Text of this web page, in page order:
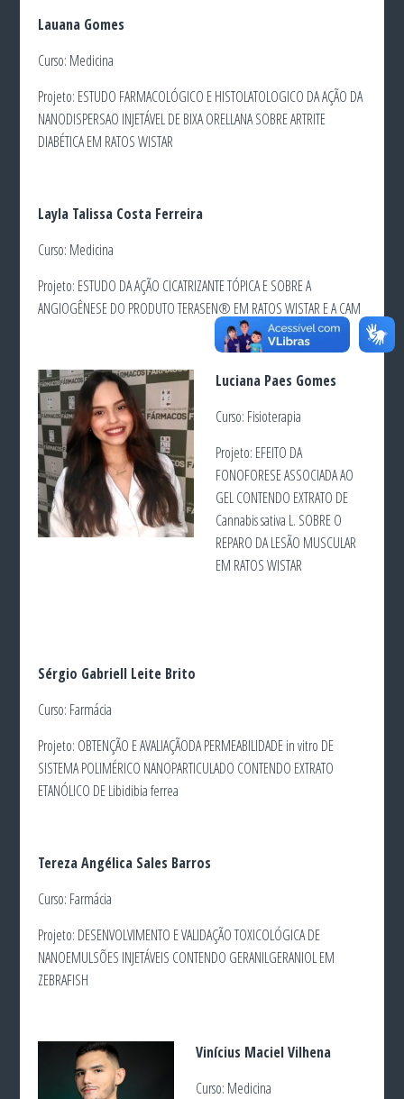
Lauana Gomes
Curso: Medicina
Projeto: ESTUDO FARMACOLÓGICO E HISTOLATOLOGICO DA AÇÃO DA
NANODISPERSAO INJETÁVEL DE BIXA ORELLANA SOBRE ARTRITE
DIABÉTICA EM RATOS WISTAR
Layla Talissa Costa Ferreira
Curso: Medicina
Projeto: ESTUDO DA AÇÃO CICATRIZANTE TÓPICA E SOBRE A
ANGIOGÊNESE DO PRODUTO TERASEN®️ EM RATOS WISTAR E A CAM
Luciana Paes Gomes
Curso: Fisioterapia
Projeto: EFEITO DA
FONOFORESE ASSOCIADA AO
GEL CONTENDO EXTRATO DE
Cannabis sativa L. SOBRE O
REPARO DA LESÃO MUSCULAR
EM RATOS WISTAR
Sérgio Gabriell Leite Brito
Curso: Farmácia
Projeto: OBTENÇÃO E AVALIAÇÃODA PERMEABILIDADE in vitro DE
SISTEMA POLIMÉRICO NANOPARTICULADO CONTENDO EXTRATO
ETANÓLICO DE Libidibia ferrea
Tereza Angélica Sales Barros
Curso: Farmácia
Projeto: DESENVOLVIMENTO E VALIDAÇÃO TOXICOLÓGICA DE
NANOEMULSÕES INJETÁVEIS CONTENDO GERANILGERANIOL EM
ZEBRAFISH
Vinícius Maciel Vilhena
Curso: Medicina